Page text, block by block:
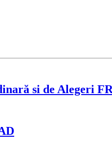
si de Alegeri